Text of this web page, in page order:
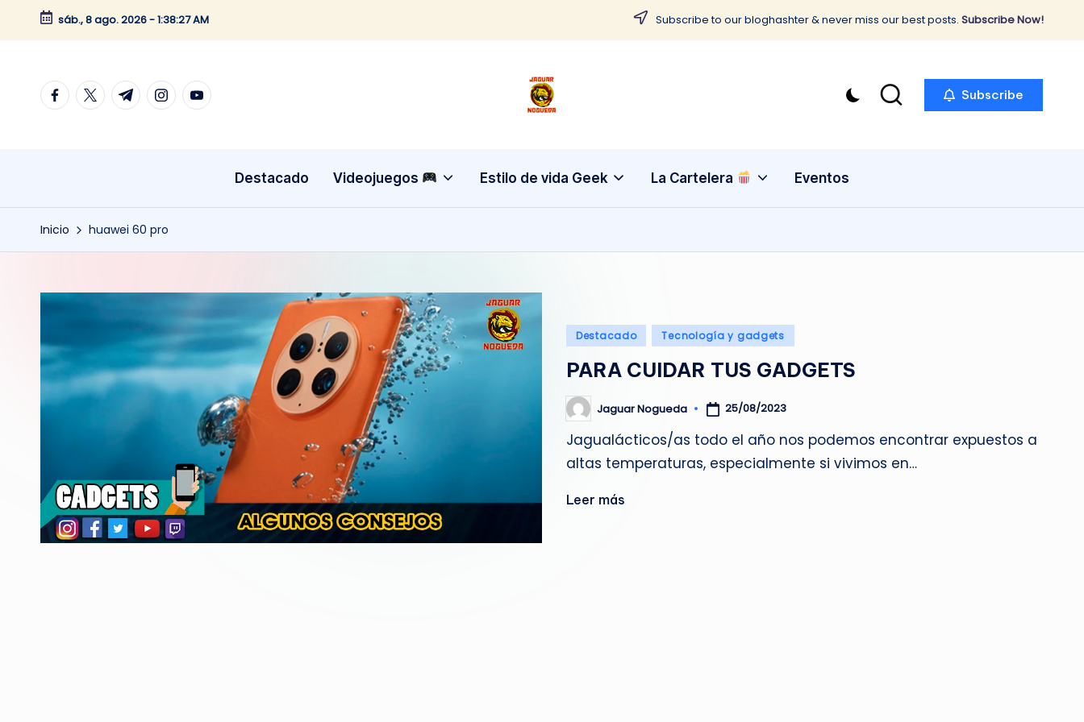
Saltar
contenido
sáb., 8 ago. 2026-1:38:27 AM Subscribe to our bloghashter & never miss our best posts. Subscribe Now!
facebook.com
twitter.com
t.me instagram.com
youtube.com
J
g
u
a
N
u
CONTENIDO
Subscribe
Destacado Videojuegos Estilo de vida Geek La Cartelera Eventos
Inicio huawei 60 pro
Publicado
Destacado Tecnología y gadgets
PARA CUIDAR TUS GADGETS
Publicado
por
Jaguar Nogueda 25/08/2023
Jagualácticos/as todo el año nos podemos encontrar expuestos a
altas temperaturas, especialmente si vivimos en…
Leer más